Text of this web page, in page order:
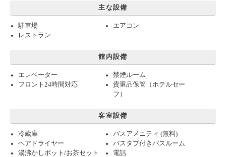
主な設備
駐車場
エアコン
レストラン
館内設備
エレベーター
禁煙ルーム
フロント24時間対応
貴重品保管（ホテルセー
フ）
客室設備
冷蔵庫
バスアメニティ (無料)
ヘアドライヤー
バスタブ付きバスルーム
湯沸かしポット/お茶セット
電話